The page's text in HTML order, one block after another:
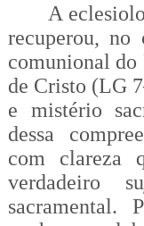
A
recuperou,
comunional do
de Cristo (LG
e mistério
dessa
com clareza
verdadeiro
sacramental.